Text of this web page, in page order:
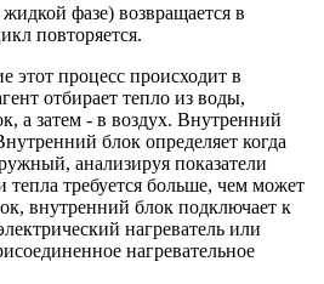
фазе) возвращается в
повторяется.
этот процесс происходит в
отбирает тепло из воды,
а затем - в воздух. Внутренний
блок определяет когда
анализируя показатели
требуется больше, чем может
внутренний блок подключает к
нагреватель или
нагревательное